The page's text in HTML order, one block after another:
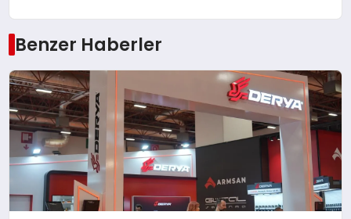
Benzer Haberler